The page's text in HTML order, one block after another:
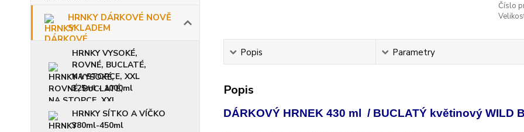
HRNKY DÁRKOVÉ NOVĚ
SKLADEM
HRNKY VYSOKÉ,
ROVNÉ, BUCLATÉ,
NA STOPCE, XXL
325ml - 1000ml
HRNKY SÍTKO A VÍČKO
380ml-450ml
Číslo
Popis Parametry
Popis
DÁRKOVÝ HRNEK 430 ml / BUCLATÝ květinový WILD